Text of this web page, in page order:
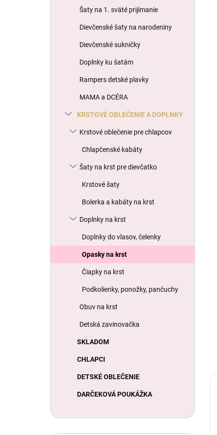
Šaty na 1. sväté prijímanie
Dievčenské šaty na narodeniny
Dievčenské sukničky
Doplnky ku šatám
Rampers detské plavky
MAMA a DCÉRA
KRSTOVÉ OBLEČENIE A DOPLNKY
Krstové oblečenie pre chlapcov
Chlapčenské kabáty
Šaty na krst pre dievčatko
Krstové šaty
Bolerka a kabáty na krst
Doplnky na krst
Doplnky do vlasov, čelenky
Opasky na krst
Čiapky na krst
Podkolienky, ponožky, pančuchy
Obuv na krst
Detská zavinovačka
SKLADOM
CHLAPCI
DETSKÉ OBLEČENIE
DARČEKOVÁ POUKÁŽKA